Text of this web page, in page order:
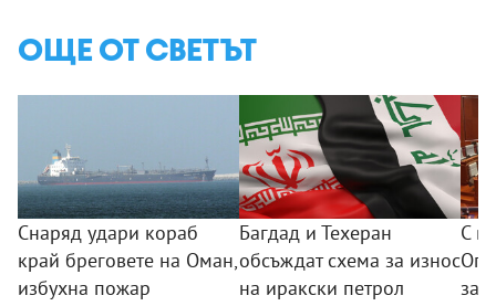
ОЩЕ ОТ СВЕТЪТ
Снаряд удари кораб
край бреговете на Оман,
избухна пожар
Багдад и Техеран
обсъждат схема за износ
на иракски петрол
С